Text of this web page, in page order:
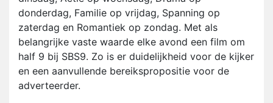
donderdag, Familie op vrijdag, Spanning op
zaterdag en Romantiek op zondag. Met als
belangrijke vaste waarde elke avond een film om
half 9 bij SBS9. Zo is er duidelijkheid voor de kijker
en een aanvullende bereikspropositie voor de
adverteerder.